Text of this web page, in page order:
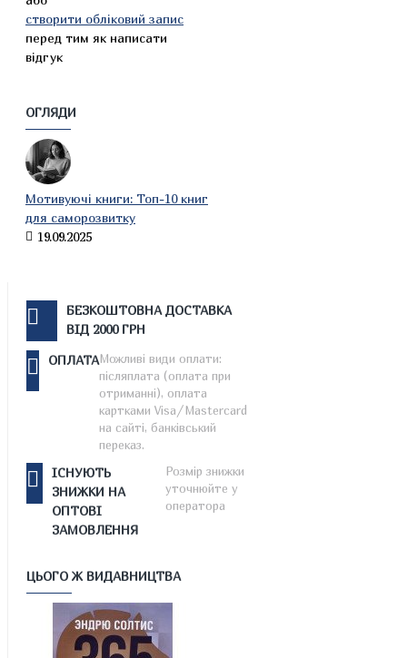
створити обліковий запис
перед тим як написати
відгук
ОГЛЯДИ
Мотивуючі книги: Топ-10 книг
для саморозвитку
19.09.2025
БЕЗКОШТОВНА ДОСТАВКА
ВІД 2000 ГРН
ОПЛАТАМожливі види оплати:
післяплата (оплата при
отриманні), оплата
картками Visa/Mastercard
на сайті, банківський
переказ.
ІСНУЮТЬ
ЗНИЖКИ НА
ОПТОВІ
ЗАМОВЛЕННЯ
Розмір знижки
уточнюйте у
оператора
ЦЬОГО Ж ВИДАВНИЦТВА